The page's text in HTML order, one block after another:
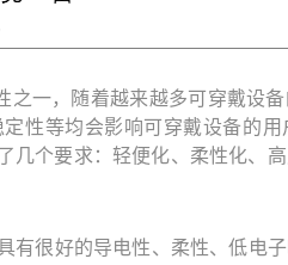
一，随着越来越多可穿戴设
性等均会影响可穿戴设备的
个要求：轻便化、柔性化、
有很好的导电性、柔性、低电